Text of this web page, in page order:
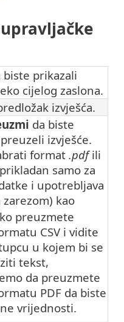
prikazali
cijelog zaslona.
izvješća.
da biste
izvješće.
format .pdfili
samo za
i upotrebljava
zarezom) kao
preuzmete
CSV i vidite
u kojem bi se
tekst,
da preuzmete
PDF da biste
vrijednosti.